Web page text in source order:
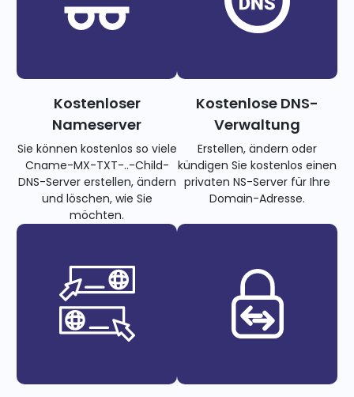
Kostenloser
Nameserver
Sie können kostenlos so viele
Cname-MX-TXT-..-Child-
DNS-Server erstellen, ändern
und löschen, wie Sie
möchten.
Kostenlose DNS-
Verwaltung
Erstellen, ändern oder
kündigen Sie kostenlos einen
privaten NS-Server für Ihre
Domain-Adresse.